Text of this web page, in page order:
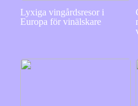
Lyxiga vingårdsresor i
Europa för vinälskare